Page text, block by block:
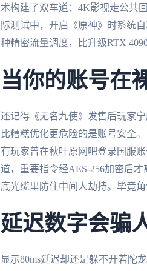
术构建了双车道：4K影视走公共
际测试中，开启《原神》时系统
种精密流量调度，比升级RTX
当你的账号在
还记得《无名九使》发售后玩家
比糟糕优化更危险的是账号安全
有玩家曾在秋叶原网吧登录国服
道，重要指令经AES-256加密后
底光缆里防住中间人劫持。毕竟
延迟数字会骗
显示80ms延迟却还是躲不开若陀